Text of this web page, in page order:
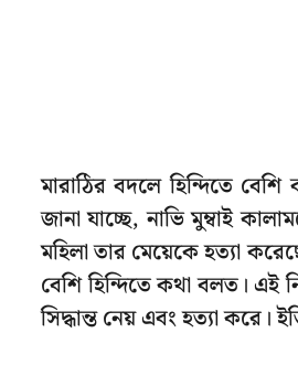
মারাঠির বদলে হিন্দিতে
জানা যাচ্ছে, নাভি মুম্বাই
মহিলা তার মেয়েকে হত্যা
বেশি হিন্দিতে কথা বলত। এই
সিদ্ধান্ত নেয় এবং হত্যা করে।